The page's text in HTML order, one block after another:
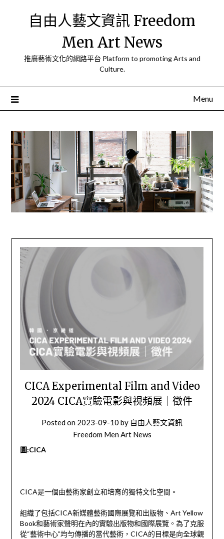
自由人藝文資訊 Freedom
Men Art News
推廣藝術文化的網路平台 Platform to promoting Arts and
Culture.
Menu
CICA Experimental Film and Video
2024 CICA實驗電影與視頻展｜徵件
Posted on 2023-09-10 by 自由人藝文資訊
Freedom Men Art News
圖:CICA
CICA是一個由藝術家創立和培育的獨特文化空間。
組織了包括CICA新媒體藝術國際展覽和出版物、Art Yellow
Book和藝術家聲明在內的實驗出版物和國際展覽。為了克服
從“藝術中心”均勻傳播的當代藝術，CICA的目標是向全球觀